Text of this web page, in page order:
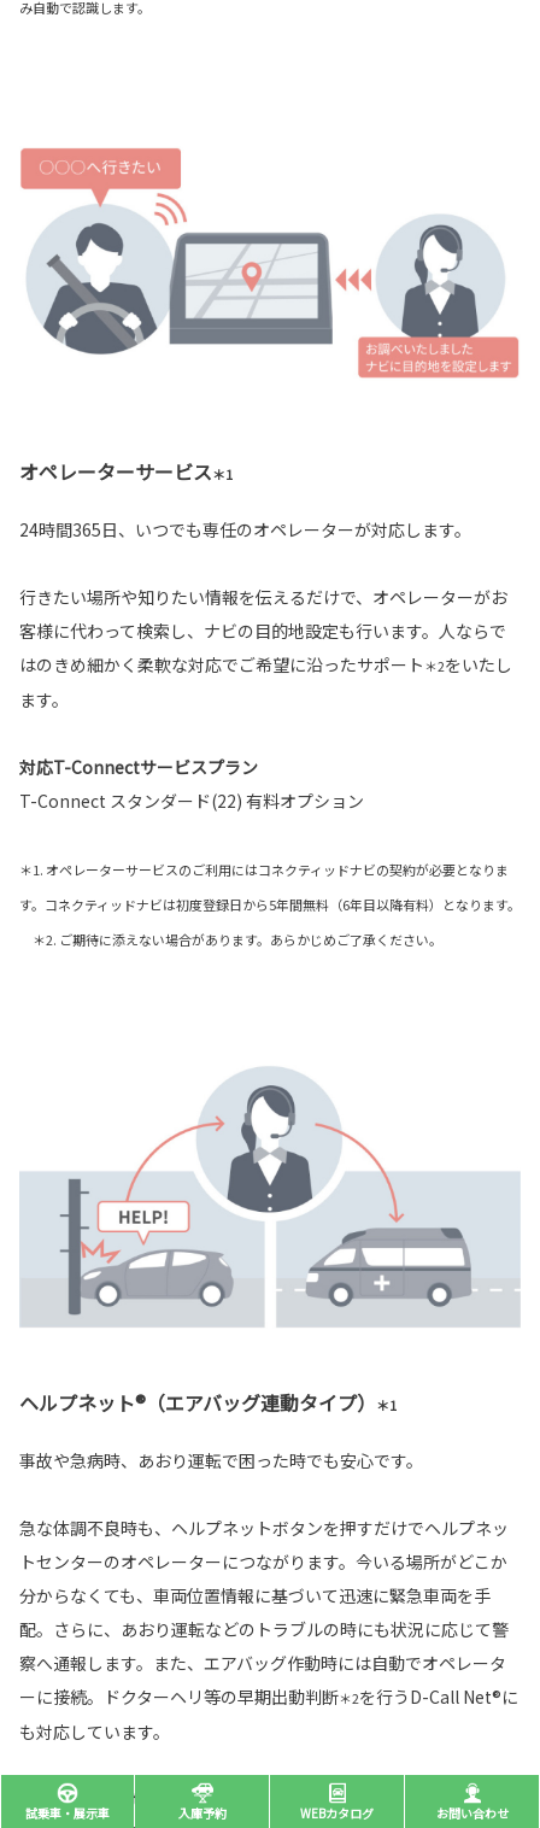
み自動で認識します。
オペレーターサービス＊1
24時間365日、いつでも専任のオペレーターが対応します。
行きたい場所や知りたい情報を伝えるだけで、オペレーターがお
客様に代わって検索し、ナビの目的地設定も行います。人ならで
はのきめ細かく柔軟な対応でご希望に沿ったサポート ＊2をいたし
ます。
対応T-Connectサービスプラン
T-Connect スタンダード(22) 有料オプション
＊1. オペレーターサービスのご利用にはコネクティッドナビの契約が必要となりま
す。コネクティッドナビは初度登録日から5年間無料（6年目以降有料）となります。
＊2. ご期待に添えない場合があります。あらかじめご了承ください。
ヘルプネット®（エアバッグ連動タイプ） ＊1
事故や急病時、あおり運転で困った時でも安心です。
急な体調不良時も、ヘルプネットボタンを押すだけでヘルプネッ
トセンターのオペレーターにつながります。今いる場所がどこか
分からなくても、車両位置情報に基づいて迅速に緊急車両を手
配。さらに、あおり運転などのトラブルの時にも状況に応じて警
察へ通報します。また、エアバッグ作動時には自動でオペレータ
ーに接続。ドクターヘリ等の早期出動判断＊2を行うD-Call Net®に
も対応しています。
対応T-Connectサービスプラン
試乗車・展示車 入庫予約 WEBカタログ お問い合わせ